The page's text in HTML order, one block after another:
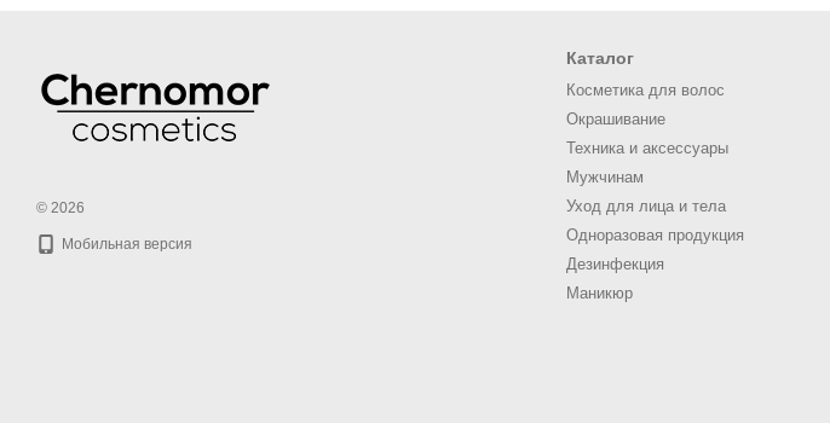
© 2026
Мобильная версия
Каталог
Косметика для волос
Окрашивание
Техника и аксессуары
Мужчинам
Уход для лица и тела
Одноразовая продукция
Дезинфекция
Маникюр